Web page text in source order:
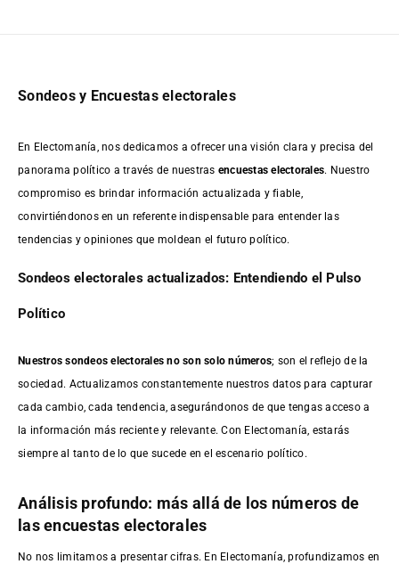
Sondeos y Encuestas electorales
En Electomanía, nos dedicamos a ofrecer una visión clara y precisa del
panorama político a través de nuestras encuestas electorales. Nuestro
compromiso es brindar información actualizada y fiable,
convirtiéndonos en un referente indispensable para entender las
tendencias y opiniones que moldean el futuro político.
Sondeos electorales actualizados: Entendiendo el Pulso
Político
Nuestros sondeos electorales no son solo números; son el reflejo de la
sociedad. Actualizamos constantemente nuestros datos para capturar
cada cambio, cada tendencia, asegurándonos de que tengas acceso a
la información más reciente y relevante. Con Electomanía, estarás
siempre al tanto de lo que sucede en el escenario político.
Análisis profundo: más allá de los números de
las encuestas electorales
No nos limitamos a presentar cifras. En Electomanía, profundizamos en